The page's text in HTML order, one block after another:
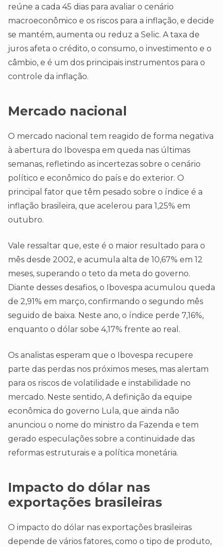
reúne a cada 45 dias para avaliar o cenário
macroeconômico e os riscos para a inflação, e decide
se mantém, aumenta ou reduz a Selic. A taxa de
juros afeta o crédito, o consumo, o investimento e o
câmbio, e é um dos principais instrumentos para o
controle da inflação.
Mercado nacional
O mercado nacional tem reagido de forma negativa
à abertura do Ibovespa em queda nas últimas
semanas, refletindo as incertezas sobre o cenário
político e econômico do país e do exterior. O
principal fator que têm pesado sobre o índice é a
inflação brasileira, que acelerou para 1,25% em
outubro.
Vale ressaltar que, este é o maior resultado para o
mês desde 2002, e acumula alta de 10,67% em 12
meses, superando o teto da meta do governo.
Diante desses desafios, o Ibovespa acumulou queda
de 2,91% em março, confirmando o segundo mês
seguido de baixa. Neste ano, o índice perde 7,16%,
enquanto o dólar sobe 4,17% frente ao real.
Os analistas esperam que o Ibovespa recupere
parte das perdas nos próximos meses, mas alertam
para os riscos de volatilidade e instabilidade no
mercado. Neste sentido, A definição da equipe
econômica do governo Lula, que ainda não
anunciou o nome do ministro da Fazenda e tem
gerado especulações sobre a continuidade das
reformas estruturais e a política monetária.
Impacto do dólar nas
exportações brasileiras
O impacto do dólar nas exportações brasileiras
depende de vários fatores, como o tipo de produto,